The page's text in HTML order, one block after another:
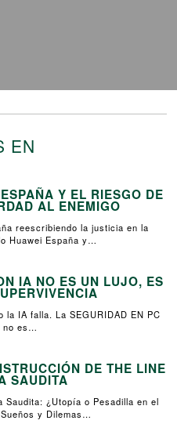
EN
Y EL RIESGO DE
AL ENEMIGO
reescribiendo la justicia en la
Huawei España y…
IA NO ES UN LUJO, ES
IA falla. La SEGURIDAD EN PC
no es…
DE THE LINE
SAUDITA
Saudita: ¿Utopía o Pesadilla en el
y Dilemas…